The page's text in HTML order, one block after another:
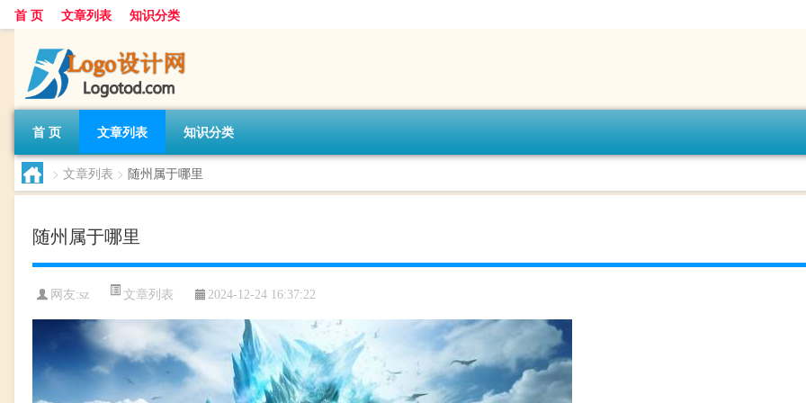
首 页 文章列表 知识分类
首 页 文章列表 知识分类
> 文章列表 > 随州属于哪里
随州属于哪里
网友:sz 文章列表 2024-12-24 16:37:22